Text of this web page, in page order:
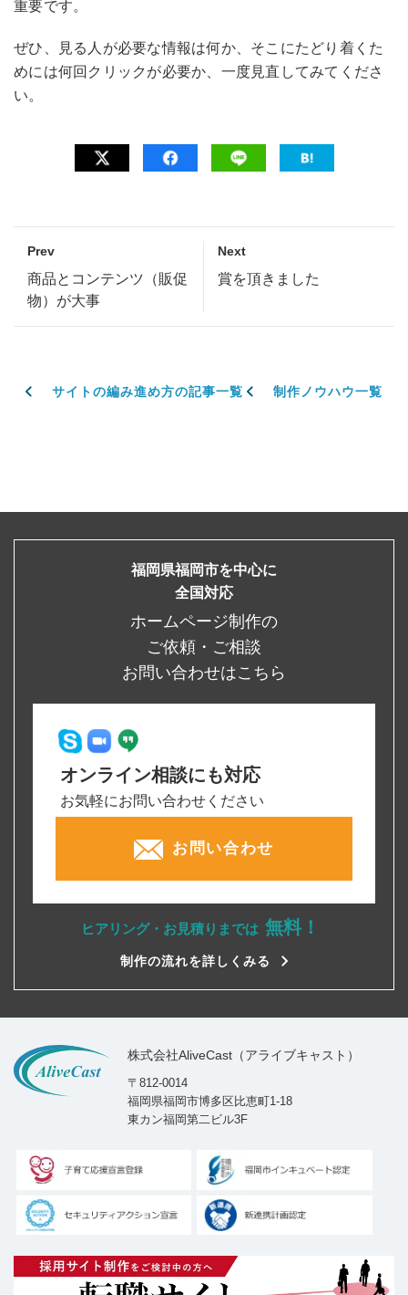
重要です。
ぜひ、見る人が必要な情報は何か、そこにたどり着くた
めには何回クリックが必要か、一度見直してみてくださ
い。
Prev
商品とコンテンツ（販促
物）が大事
Next
賞を頂きました
サイトの編み進め方の記事一覧 制作ノウハウ一覧
福岡県福岡市を中心に
全国対応
ホームページ制作の
ご依頼・ご相談
お問い合わせはこちら
オンライン相談にも対応
お気軽にお問い合わせください
お問い合わせ
ヒアリング・お見積りまでは 無料！
制作の流れを詳しくみる
株式会社AliveCast（アライブキャスト）
〒812-0014
福岡県福岡市博多区比恵町1-18
東カン福岡第二ビル3F